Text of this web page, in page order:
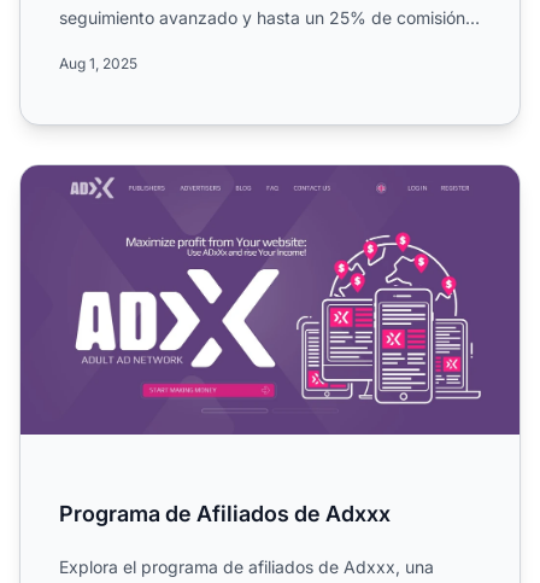
seguimiento avanzado y hasta un 25% de comisión
Aug 1, 2025
Programa de Afiliados de Adxxx
Programa de Afiliados de Adxxx
Explora el programa de afiliados de Adxxx, una